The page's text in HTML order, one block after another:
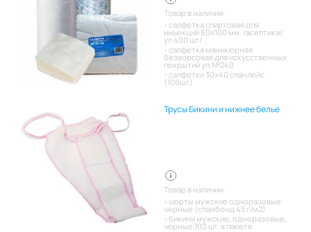
Товар в наличии:
салфетка спиртовая для
инъекций 60х100 мм. /асептика/
уп 400 шт/
салфетка маникюрная
безворсовая для искусственных
покрытий уп.№240
салфетки 30х40 спанлейс
(100шт)
Трусы Бикини и нижнее белье
Товар в наличии:
шорты мужские одноразовые
черные (спанбонд 45 г/м2)
бикини мужские, одноразовые,
черные,100 шт. в пакете